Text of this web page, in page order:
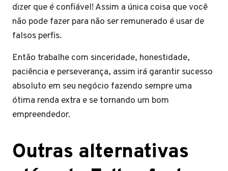
dizer que é confiável! Assim a única coisa que você
não pode fazer para não ser remunerado é usar de
falsos perfis.
Então trabalhe com sinceridade, honestidade,
paciência e perseverança, assim irá garantir sucesso
absoluto em seu negócio fazendo sempre uma
ótima renda extra e se tornando um bom
empreendedor.
Outras alternativas